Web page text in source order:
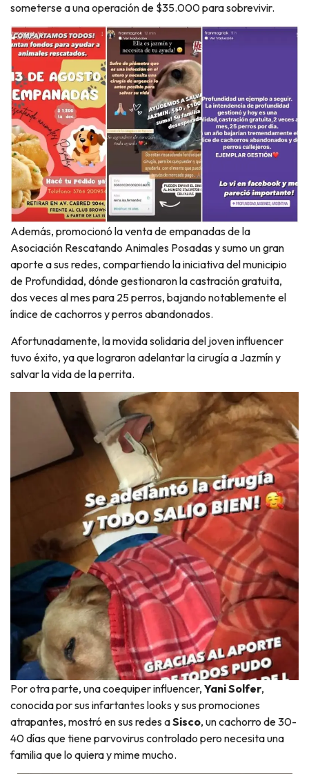
someterse a una operación de $35.000 para sobrevivir.
Además, promocionó la venta de empanadas de la
Asociación Rescatando Animales Posadas y sumo un gran
aporte a sus redes, compartiendo la iniciativa del municipio
de Profundidad, dónde gestionaron la castración gratuita,
dos veces al mes para 25 perros, bajando notablemente el
índice de cachorros y perros abandonados.
Afortunadamente, la movida solidaria del joven influencer
tuvo éxito, ya que lograron adelantar la cirugía a Jazmín y
salvar la vida de la perrita.
Por otra parte, una coequiper influencer, Yani Solfer,
conocida por sus infartantes looks y sus promociones
atrapantes, mostró en sus redes aSisco, un cachorro de 30-
40 días que tiene parvovirus controlado pero necesita una
familia que lo quiera y mime mucho.